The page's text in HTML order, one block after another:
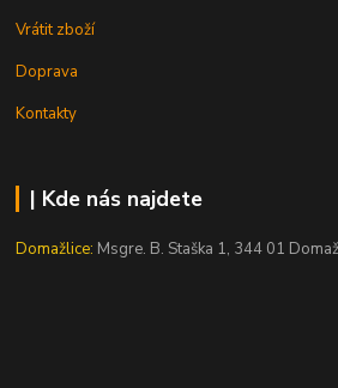
Vrátit zboží
Doprava
Kontakty
| Kde nás najdete
Domažlice: Msgre. B. Staška 1, 344 01